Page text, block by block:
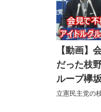
【動画】
だった枝
ループ欅
聞かれ急
立憲民主党の